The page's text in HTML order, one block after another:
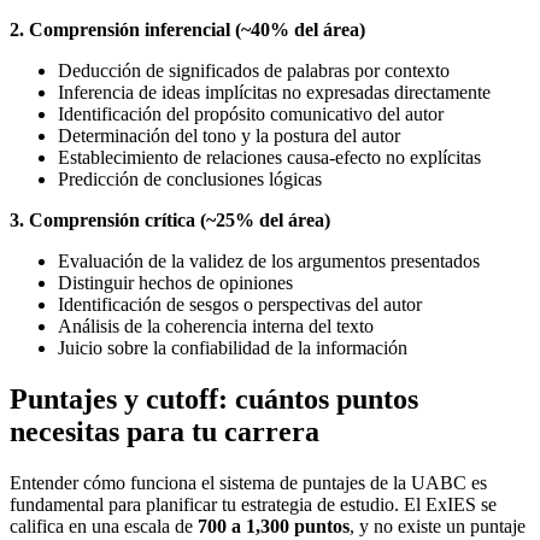
2. Comprensión inferencial (~40% del área)
Deducción de significados de palabras por contexto
Inferencia de ideas implícitas no expresadas directamente
Identificación del propósito comunicativo del autor
Determinación del tono y la postura del autor
Establecimiento de relaciones causa-efecto no explícitas
Predicción de conclusiones lógicas
3. Comprensión crítica (~25% del área)
Evaluación de la validez de los argumentos presentados
Distinguir hechos de opiniones
Identificación de sesgos o perspectivas del autor
Análisis de la coherencia interna del texto
Juicio sobre la confiabilidad de la información
Puntajes y cutoff: cuántos puntos
necesitas para tu carrera
Entender cómo funciona el sistema de puntajes de la UABC es
fundamental para planificar tu estrategia de estudio. El ExIES se
califica en una escala de 700 a 1,300 puntos, y no existe un puntaje